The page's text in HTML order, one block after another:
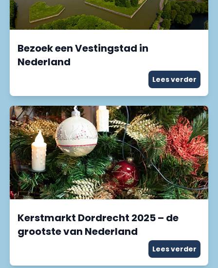
Bezoek een Vestingstad in
Nederland
Lees verder
Kerstmarkt Dordrecht 2025 – de
grootste van Nederland
Lees verder